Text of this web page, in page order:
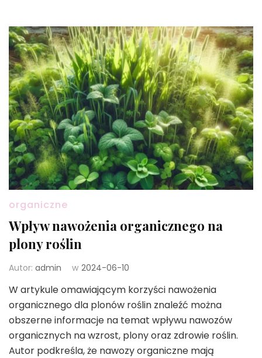
organiczne
Wpływ nawożenia organicznego na
plony roślin
Autor: admin w 2024-06-10
W artykule omawiającym korzyści nawożenia
organicznego dla plonów roślin znaleźć można
obszerne informacje na temat wpływu nawozów
organicznych na wzrost, plony oraz zdrowie roślin.
Autor podkreśla, że nawozy organiczne mają